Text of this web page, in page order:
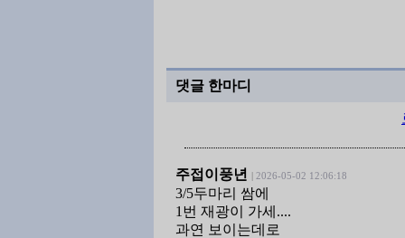
댓글 한마디
주접이풍년 | 2026-05-02 12:06:18
3/5두마리 쌈에
1번 재광이 가세....
과연 보이는데로